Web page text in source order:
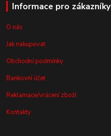
Informace pro zákazníky
O nás
Jak nakupovat
Obchodní podmínky
Bankovní účet
Reklamace/vrácení zboží
Kontakty